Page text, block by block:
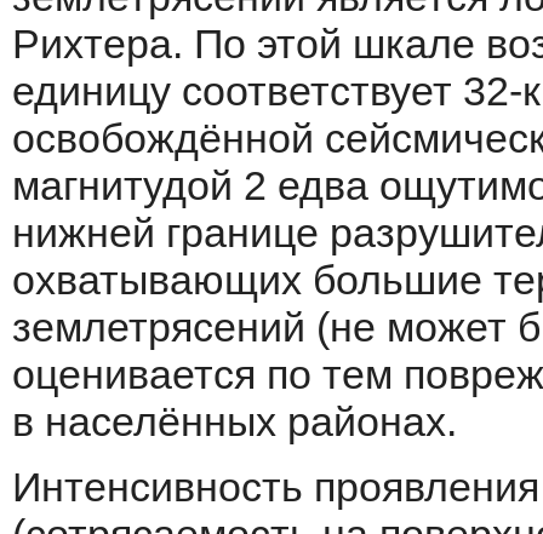
Рихтера. По этой шкале
единицу соответствует
освобождённой
магнитудой 2 едва
нижней границе
охватывающих большие
землетрясений (не может
оценивается по тем
в населённых районах.
Интенсивность